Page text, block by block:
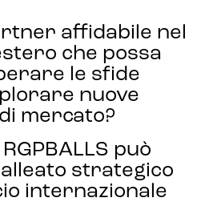
affidabile nel
che possa
le sfide
nuove
mercato?
può
strategico
internazionale